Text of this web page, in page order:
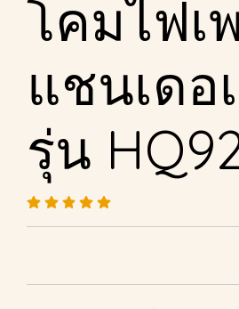
โคมไฟเ
แชนเดอ
รุ่น